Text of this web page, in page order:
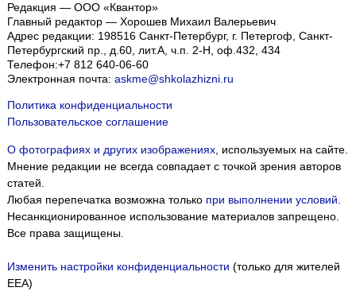
Редакция — ООО «Квантор»
Главный редактор — Хорошев Михаил Валерьевич
Адрес редакции: 198516 Санкт-Петербург, г. Петергоф Санкт-
Петербургский пр., д.60, лит.А, ч.п. 2-Н, оф.432, 434
Телефон:+7 812 640-06-60
Электронная почта: askme@shkolazhizni.ru
Политика конфиденциальности
Пользовательское соглашение
О фотографиях и других изображениях, используемых на сайте.
Мнение редакции не всегда совпадает с точкой зрения авторов
статей.
Любая перепечатка возможна только при выполнении условий
Несанкционированное использование материалов запрещено.
Все права защищены.
Изменить настройки конфиденциальности (только для жителей
EEA)